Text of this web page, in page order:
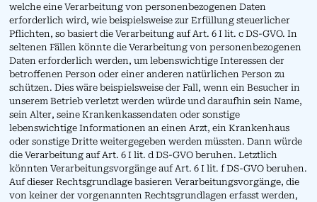
welche eine Verarbeitung von personenbezogenen Daten
erforderlich wird, wie beispielsweise zur Erfüllung steuerlicher
Pflichten, so basiert die Verarbeitung auf Art. 6 I lit. c DS-GVO. In
seltenen Fällen könnte die Verarbeitung von personenbezogenen
Daten erforderlich werden, um lebenswichtige Interessen der
betroffenen Person oder einer anderen natürlichen Person zu
schützen. Dies wäre beispielsweise der Fall, wenn ein Besucher in
unserem Betrieb verletzt werden würde und daraufhin sein Name,
sein Alter, seine Krankenkassendaten oder sonstige
lebenswichtige Informationen an einen Arzt, ein Krankenhaus
oder sonstige Dritte weitergegeben werden müssten. Dann würde
die Verarbeitung auf Art. 6 I lit. d DS-GVO beruhen. Letztlich
könnten Verarbeitungsvorgänge auf Art. 6 I lit. f DS-GVO beruhen.
Auf dieser Rechtsgrundlage basieren Verarbeitungsvorgänge, die
von keiner der vorgenannten Rechtsgrundlagen erfasst werden,